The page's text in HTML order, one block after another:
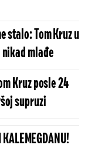
stalo: Tom Kruz u
mlađe
Kruz posle 24
supruzi